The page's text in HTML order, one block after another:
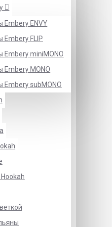
Embery ENVY
Embery FLIP
Embery miniMONO
Embery MONO
Embery subMONO